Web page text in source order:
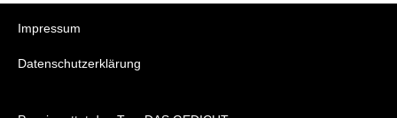
Impressum
Datenschutzerklärung